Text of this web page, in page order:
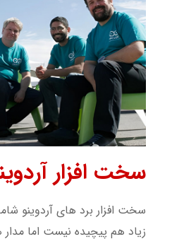
سخت افزار
سخت افزار برد های آردوینو
زیاد هم پیچیده نیست اما